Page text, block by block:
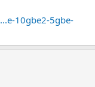
264 along with
10gbe2-5gbe-